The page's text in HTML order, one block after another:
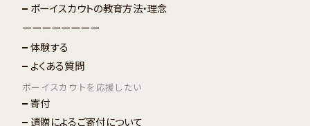
ボーイスカウトの教育方法・理念
ーーーーーーーー
体験する
よくある質問
ボーイスカウトを応援したい
寄付
遺贈によるご寄付について